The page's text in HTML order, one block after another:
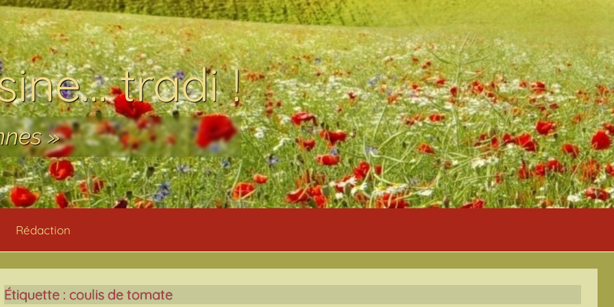
tradi !
»
Rédaction
Étiquette : coulis de tomate